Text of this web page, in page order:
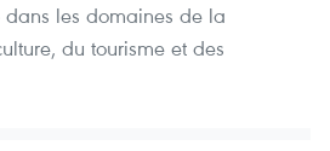
les domaines de la
du tourisme et des